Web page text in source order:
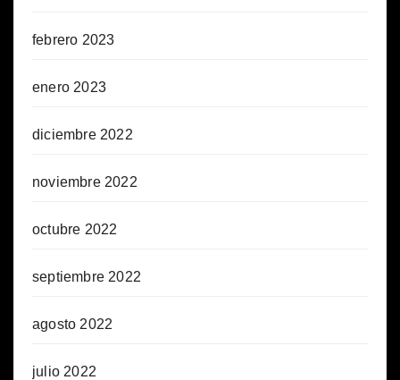
febrero 2023
enero 2023
diciembre 2022
noviembre 2022
octubre 2022
septiembre 2022
agosto 2022
julio 2022